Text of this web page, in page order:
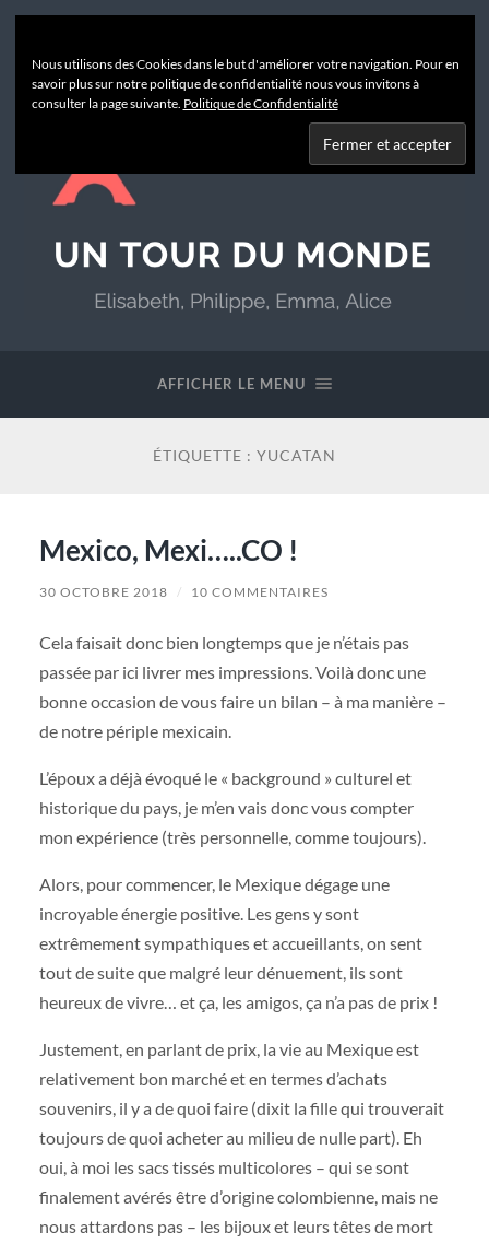
AFFICHER LE MENU
ÉTIQUETTE : YUCATAN
Mexico, Mexi…..CO !
30 OCTOBRE 2018 / 10 COMMENTAIRES
Cela faisait donc bien longtemps que je n’étais pas
passée par ici livrer mes impressions. Voilà donc une
bonne occasion de vous faire un bilan – à ma manière –
de notre périple mexicain.
L’époux a déjà évoqué le « background » culturel et
historique du pays, je m’en vais donc vous compter
mon expérience (très personnelle, comme toujours).
Alors, pour commencer, le Mexique dégage une
incroyable énergie positive. Les gens y sont
extrêmement sympathiques et accueillants, on sent
tout de suite que malgré leur dénuement, ils sont
heureux de vivre… et ça, les amigos, ça n’a pas de prix !
Justement, en parlant de prix, la vie au Mexique est
relativement bon marché et en termes d’achats
souvenirs, il y a de quoi faire (dixit la fille qui trouverait
toujours de quoi acheter au milieu de nulle part). Eh
oui, à moi les sacs tissés multicolores – qui se sont
finalement avérés être d’origine colombienne, mais ne
nous attardons pas – les bijoux et leurs têtes de mort
Nous utilisons des Cookies dans le but d'améliorer votre navigation. Pour en
savoir plus sur notre politique de confidentialité nous vous invitons à
consulter la page suivante. Politique de Confidentialité